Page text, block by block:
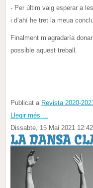
- Per últim vaig esperar a
i d’ahí he tret la meua
Finalment m’agradaría
possible aquest treball.
Publicat a Revista 2020-
Llegir més ...
Dissabte, 15 Mai 2021 12:42
LA DANSA